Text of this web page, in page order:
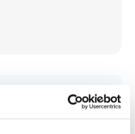
GRATUITA
la suddivisione per